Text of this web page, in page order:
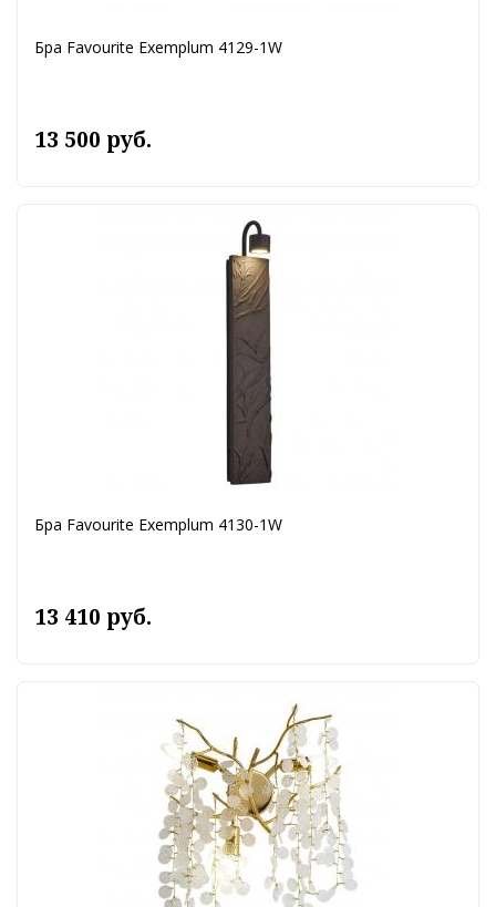
Бра Favourite Exemplum 4129-1W
13 500 руб.
Бра Favourite Exemplum 4130-1W
13 410 руб.